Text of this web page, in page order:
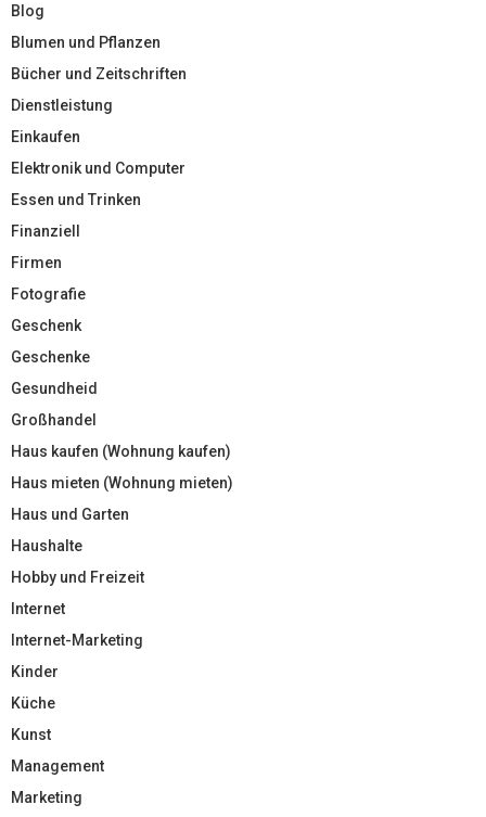
Blog
Blumen und Pflanzen
Bücher und Zeitschriften
Dienstleistung
Einkaufen
Elektronik und Computer
Essen und Trinken
Finanziell
Firmen
Fotografie
Geschenk
Geschenke
Gesundheid
Großhandel
Haus kaufen (Wohnung kaufen)
Haus mieten (Wohnung mieten)
Haus und Garten
Haushalte
Hobby und Freizeit
Internet
Internet-Marketing
Kinder
Küche
Kunst
Management
Marketing